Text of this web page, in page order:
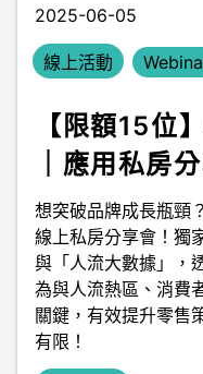
2025-06-05
線上活動
【限額15位
｜應用私房
想突破品牌成長瓶頸
線上私房分享會！獨
與「人流大數據」，
為與人流熱區、消費
關鍵，有效提升零售
有限！